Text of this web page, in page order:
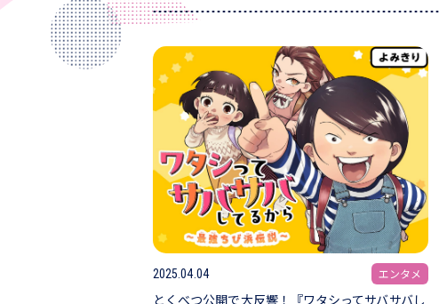
2025.04.04 エンタメ
とくべつ公開で大反響！『ワタシってサバサバし